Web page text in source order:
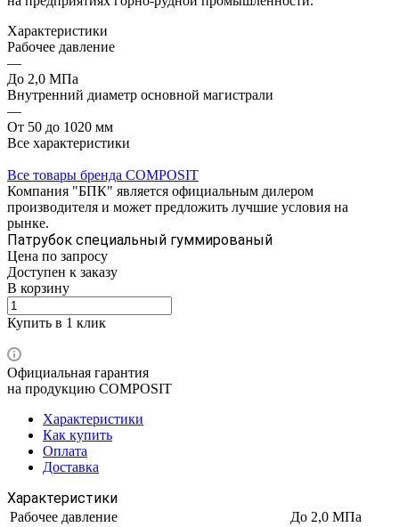
Характеристики
Рабочее давление
—
До 2,0 МПа
Внутренний диаметр основной магистрали
—
От 50 до 1020 мм
Все характеристики
Все товары бренда COMPOSIT
Компания "БПК" является официальным дилером
производителя и может предложить лучшие условия на
рынке.
Патрубок специальный гуммированый
Цена по запросу
Доступен к заказу
В корзину
Купить в 1 клик
Официальная гарантия
на продукцию COMPOSIT
Характеристики
Как купить
Оплата
Доставка
Характеристики
Рабочее давление
До 2,0 МПа